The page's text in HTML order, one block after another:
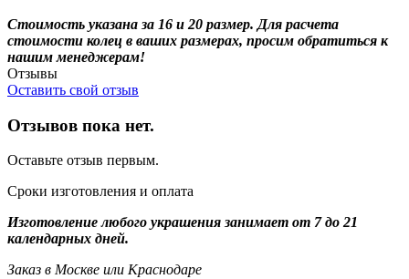
Стоимость указана за 16 и 20 размер. Для расчета
стоимости колец в ваших размерах, просим обратиться к
нашим менеджерам!
Отзывы
Оставить свой отзыв
Отзывов пока нет.
Оставьте отзыв первым.
Сроки изготовления и оплата
Изготовление любого украшения занимает от 7 до 21
календарных дней.
Заказ в Москве или Краснодаре